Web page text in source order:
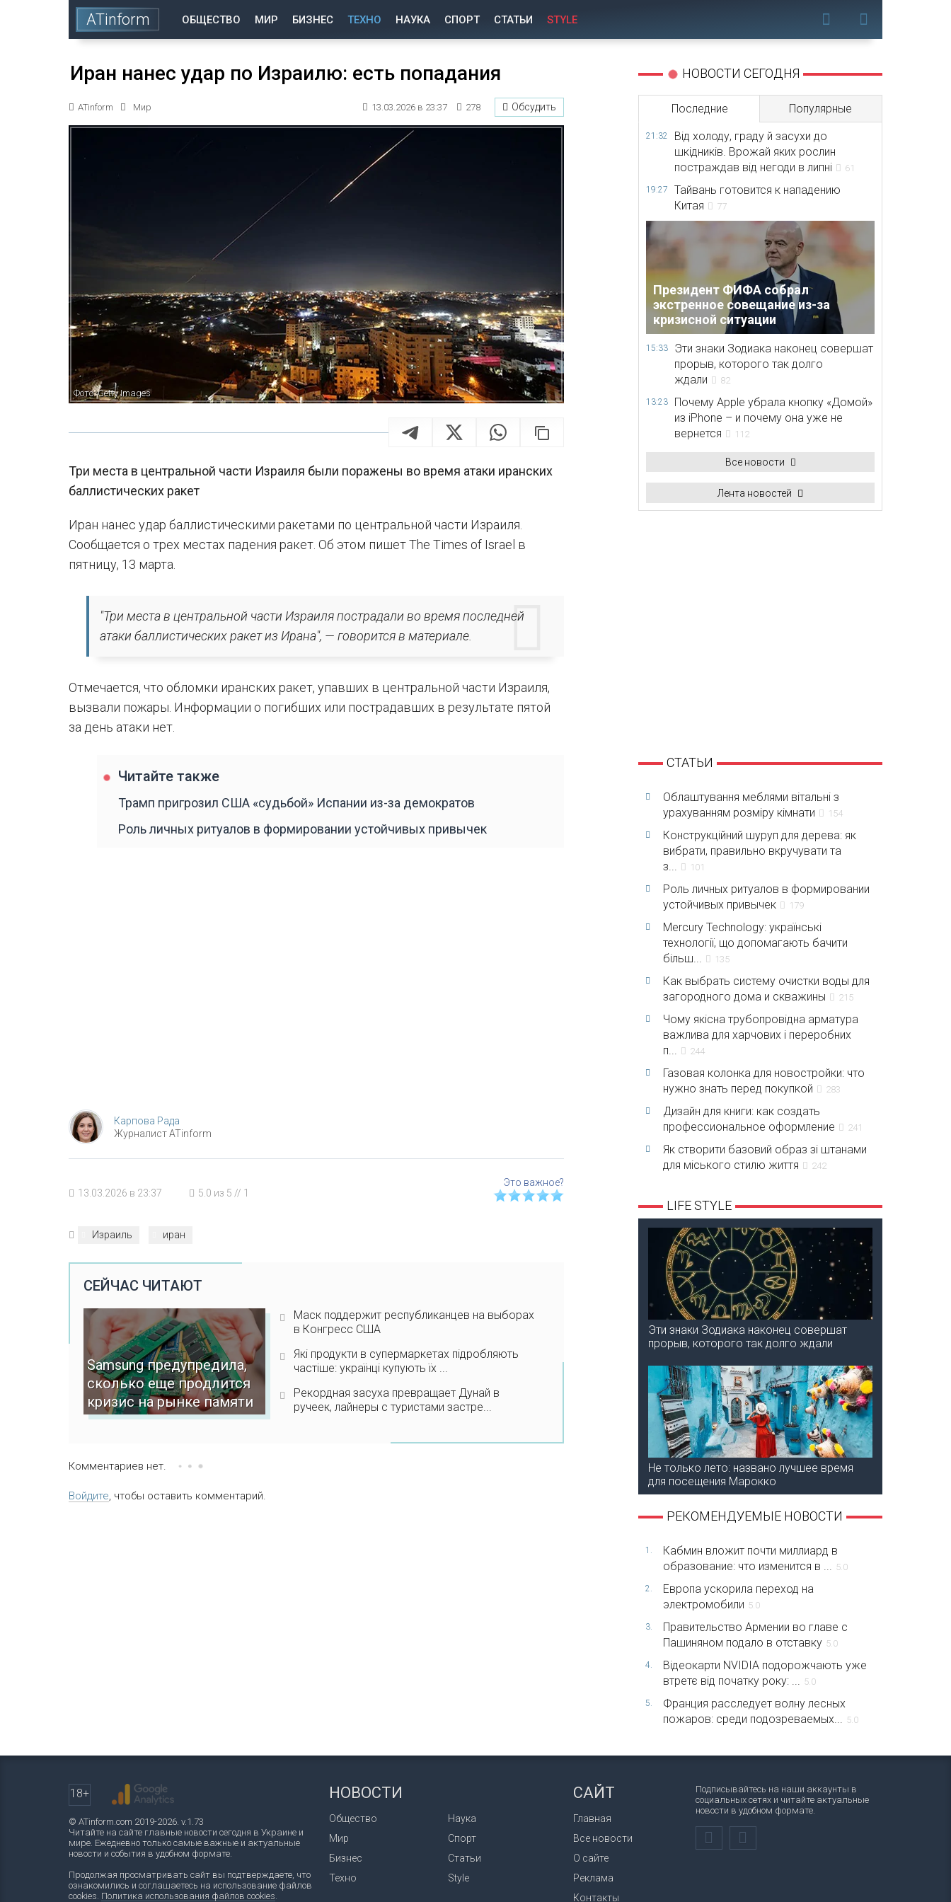
ATinform ОБЩЕСТВО МИР БИЗНЕС ТЕХНО НАУКА СПОРТ СТАТЬИ STYLE
Иран нанес удар по Израилю: есть попадания
ATinform Мир 13.03.2026 в 23:37 278 Обсудить
Фото: Getty Images
Три места в центральной части Израиля были поражены во время атаки иранских
баллистических ракет
Иран нанес удар баллистическими ракетами по центральной части Израиля.
Сообщается о трех местах падения ракет. Об этом пишет The Times of Israel в
пятницу, 13 марта.
"Три места в центральной части Израиля пострадали во время последней
атаки баллистических ракет из Ирана", — говорится в материале.
Отмечается, что обломки иранских ракет, упавших в центральной части Израиля,
вызвали пожары. Информации о погибших или пострадавших в результате пятой
за день атаки нет.
Читайте также
Трамп пригрозил США «судьбой» Испании из-за демократов
Роль личных ритуалов в формировании устойчивых привычек
Карпова Рада
Журналист ATinform
13.03.2026 в 23:37 5.0 из 5 // 1
Израиль иран
СЕЙЧАС ЧИТАЮТ
Samsung предупредила,
сколько еще продлится
кризис на рынке памяти
Маск поддержит республиканцев на выборах
в Конгресс США
Які продукти в супермаркетах підробляють
частіше: українці купують їх ...
Рекордная засуха превращает Дунай в
ручеек, лайнеры с туристами застре...
Комментариев нет.
Войдите, чтобы оставить комментарий.
НОВОСТИ СЕГОДНЯ
Последние Популярные
21:32
Від холоду, граду й засухи до
шкідників. Врожай яких рослин
постраждав від негоди в липні
61
19:27
Тайвань готовится к нападению
Китая
77
Президент ФИФА собрал
экстренное совещание из-за
кризисной ситуации
15:33
Эти знаки Зодиака наконец совершат
прорыв, которого так долго
ждали
82
13:23
Почему Apple убрала кнопку «Домой»
из iPhone – и почему она уже не
вернется
112
Все новости
Лента новостей
СТАТЬИ
Облаштування меблями вітальні з
урахуванням розміру кімнати
154
Конструкційний шуруп для дерева: як
вибрати, правильно вкручувати та
з...
101
Роль личных ритуалов в формировании
устойчивых привычек
179
Mercury Technology: українські
технології, що допомагають бачити
більш...
135
Как выбрать систему очистки воды для
загородного дома и скважины
215
Чому якісна трубопровідна арматура
важлива для харчових і переробних
п...
244
Газовая колонка для новостройки: что
нужно знать перед покупкой
283
Дизайн для книги: как создать
профессиональное оформление
241
Як створити базовий образ зі штанами
для міського стилю життя
242
LIFE STYLE
Эти знаки Зодиака наконец совершат
прорыв, которого так долго ждали
Не только лето: названо лучшее время
для посещения Марокко
РЕКОМЕНДУЕМЫЕ НОВОСТИ
1.
Кабмин вложит почти миллиард в
образование: что изменится в ...
5.0
2.
Европа ускорила переход на
электромобили 5.0
3.
Правительство Армении во главе с
Пашиняном подало в отставку 5.0
4.
Відеокарти NVIDIA подорожчають уже
втретє від початку року: ...
5.0
5.
Франция расследует волну лесных
пожаров: среди подозреваемых...
5.0
18+
© ATinform.com 2019-2026. v.1.73
Читайте на сайте главные новости сегодня в Украине и
мире. Ежедневно только самые важные и актуальные
новости и события в удобном формате.
Продолжая просматривать сайт вы подтверждаете, что
ознакомились и соглашаетесь на использование файлов
cookies. Политика использования файлов cookies
НОВОСТИ
Общество
Мир
Бизнес
Техно
Наука
Спорт
Статьи
Style
САЙТ
Главная
Все новости
О сайте
Реклама
Контакты
Подписывайтесь на наши аккаунты в
социальных сетях и читайте актуальные
новости в удобном формате.